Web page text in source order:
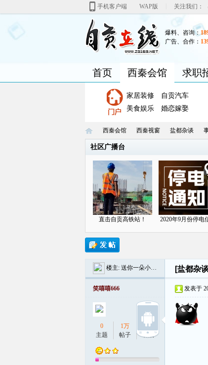
手机客户端 WAP版 关注我们：
爆料、咨询：
广告、合作：
首页 西秦会馆 求职
家居装修
自贡汽车
美食娱乐
婚恋嫁娶
西秦会馆 西秦视窗 盐都杂谈
›
社区广播台
直击自贡高铁站！ 2020年9月份停电
楼主: 送你一朵小红花 [盐都杂
笑嘻嘻666
0
主题
1万
帖子
0
听众
发表于